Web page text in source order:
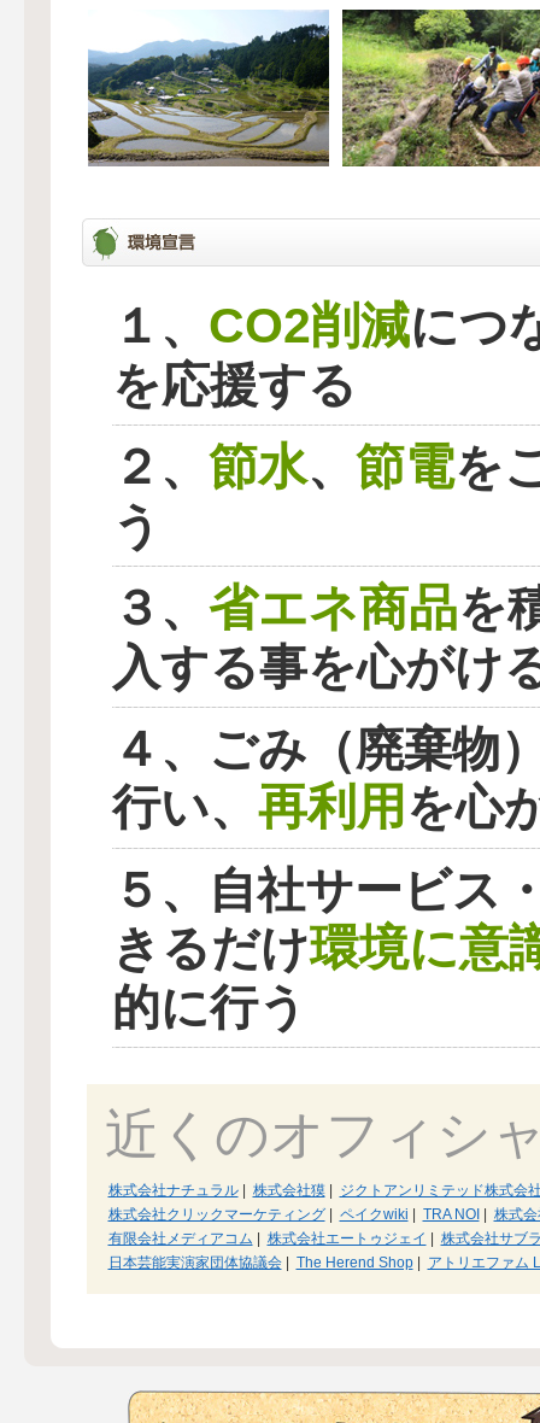
１、 CO2削減につ
を応援する
２、 節水、 節電を
う
３、 省エネ商品を
入する事を心がけ
４、ごみ（廃棄物
行い、 再利用を心
５、自社サービス
きるだけ環境に意
的に行う
近くのオフィシ
株式会社ナチュラル| 株式会社獏|
ジクトアンリミテッド株式会
株式会社クリックマーケティング| ペイクwiki TRA NOI
株式
有限会社メディアコム
株式会社エートゥジェイ
株式会社サブ
日本芸能実演家団体協議会| The Herend Shop| アトリエファム